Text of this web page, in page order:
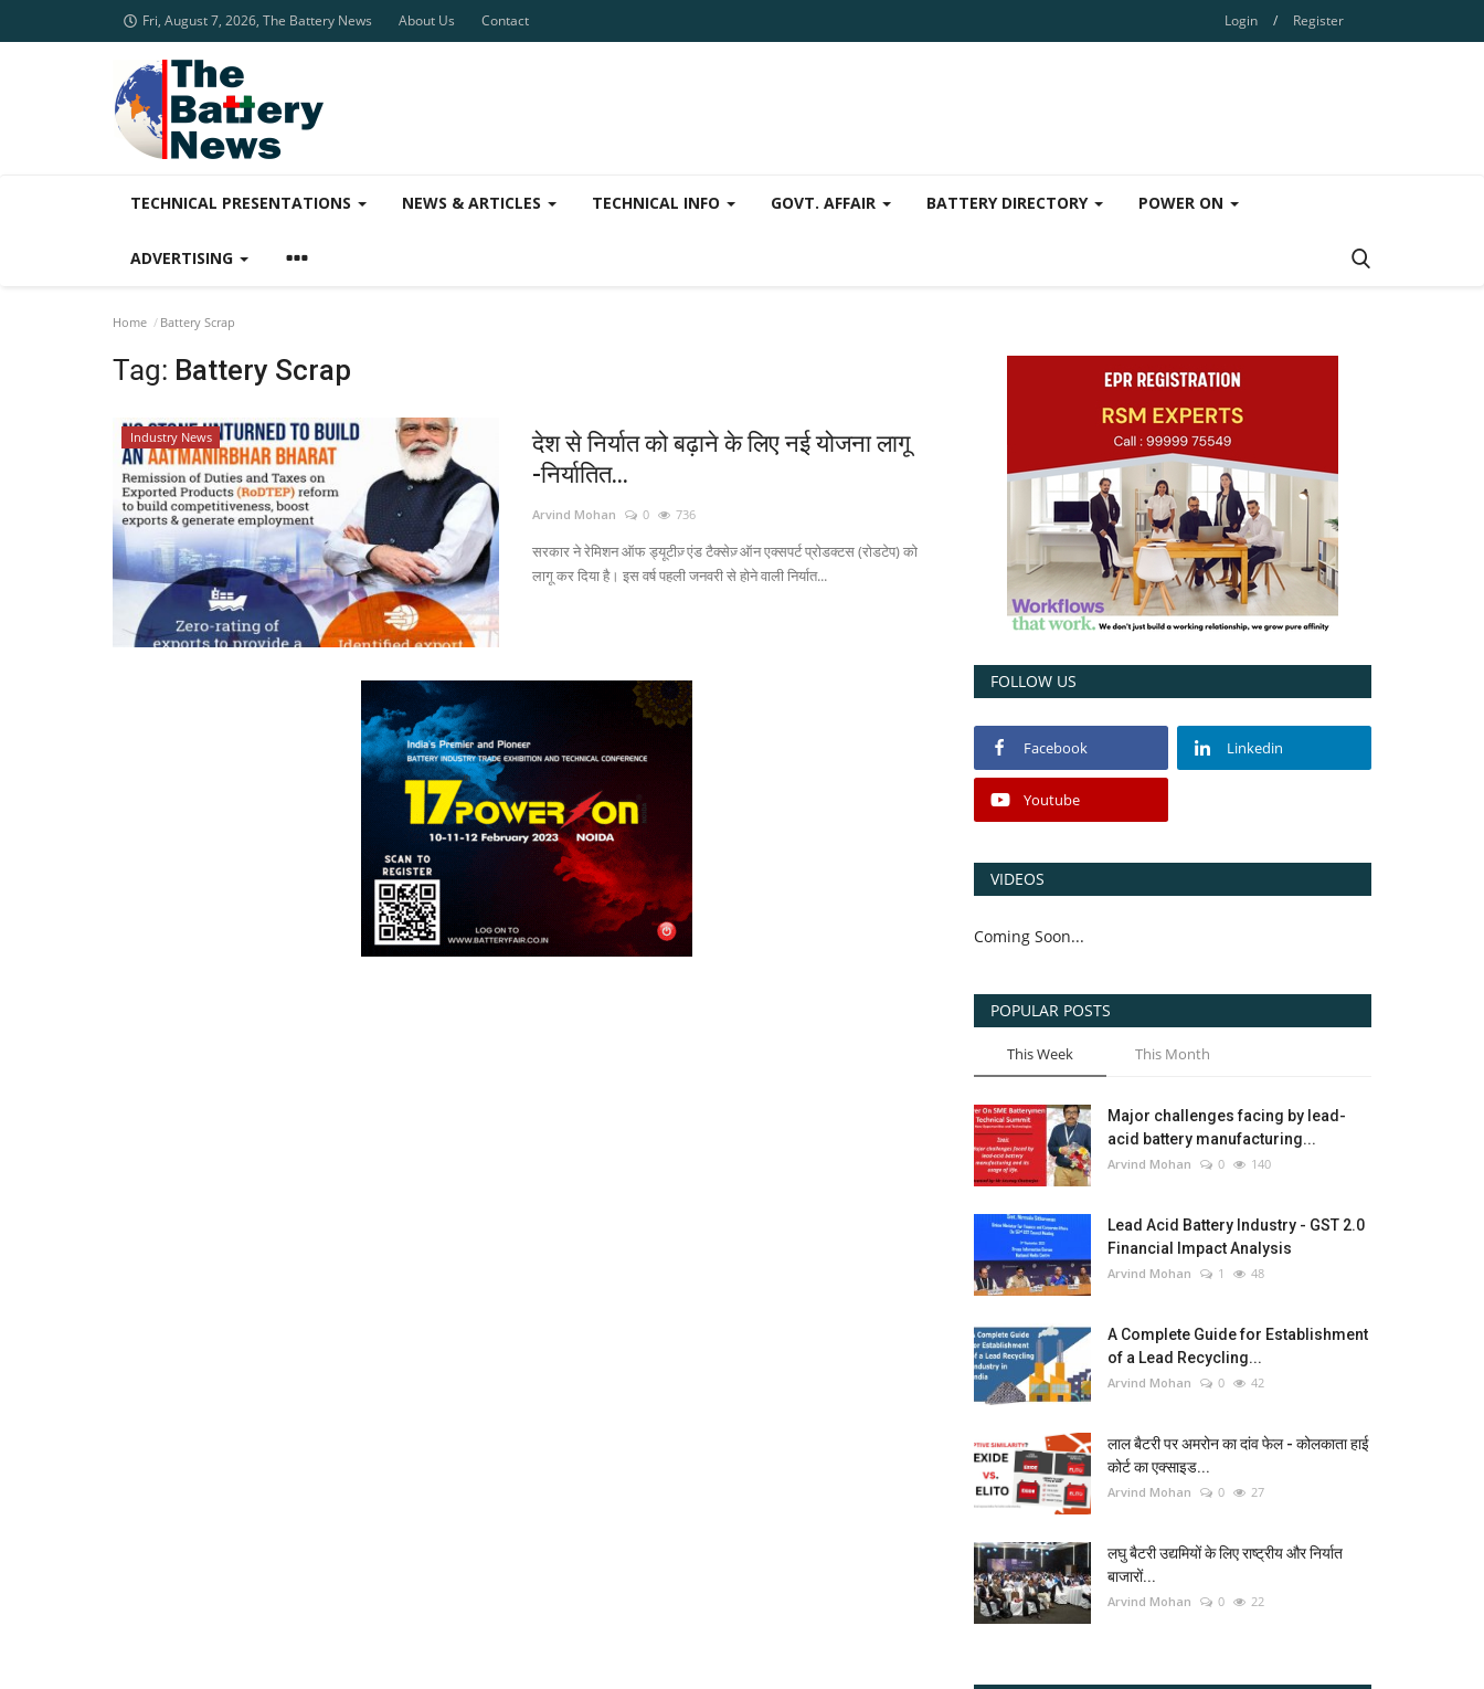
Fri, August 7, 2026, The Battery News About Us Contact Login / Register
TECHNICAL PRESENTATIONS NEWS & ARTICLES TECHNICAL INFO GOVT. AFFAIR BATTERY DIRECTORY POWER ON
ADVERTISING
Home Battery Scrap
Tag: Battery Scrap
Industry News
देश से निर्यात को बढ़ाने के लिए नई योजना लागू
-निर्यातित...
Arvind Mohan 0 736
सरकार ने रेमिशन ऑफ ड्यूटीज़् एंड टैक्सेज़् ऑन एक्सपर्ट प्रोडक्टस (रोडटेप) को
लागू कर दिया है। इस वर्ष पहली जनवरी से होने वाली निर्यात...
FOLLOW US
Facebook Linkedin
Youtube
VIDEOS
Coming Soon...
POPULAR POSTS
This Week This Month
Major challenges facing by lead-
acid battery manufacturing...
Arvind Mohan 0 140
Lead Acid Battery Industry - GST 2.0
Financial Impact Analysis
Arvind Mohan 1 48
A Complete Guide for Establishment
of a Lead Recycling...
Arvind Mohan 0 42
लाल बैटरी पर अमरोन का दांव फेल - कोलकाता हाई
कोर्ट का एक्साइड...
Arvind Mohan 0 27
लघु बैटरी उद्यमियों के लिए राष्ट्रीय और निर्यात
बाजारों...
Arvind Mohan 0 22